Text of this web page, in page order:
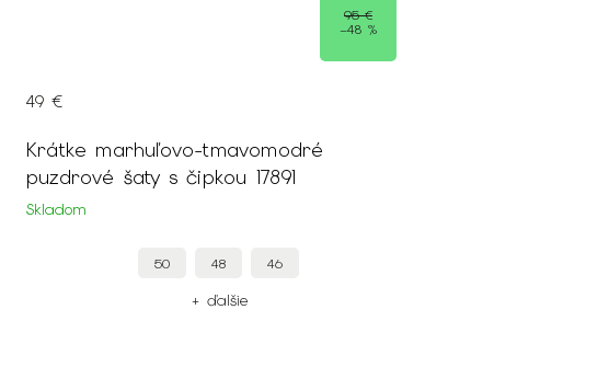
95 €
–48 %
Krátke marhuľovo-tmavomodré
puzdrové šaty s čipkou 17891
Skladom
49 €
50 48 46
+ ďalšie